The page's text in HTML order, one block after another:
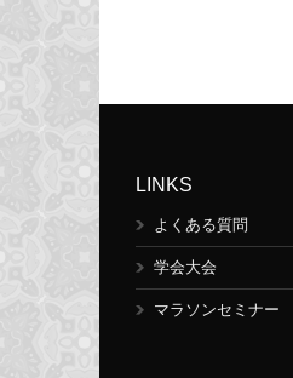
LINKS
よくある質問
学会大会
マラソンセミナー